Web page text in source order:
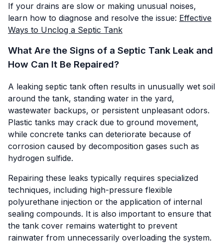
If your drains are slow or making unusual noises,
learn how to diagnose and resolve the issue: Effective
Ways to Unclog a Septic Tank
What Are the Signs of a Septic Tank Leak and
How Can It Be Repaired?
A leaking septic tank often results in unusually wet soil
around the tank, standing water in the yard,
wastewater backups, or persistent unpleasant odors.
Plastic tanks may crack due to ground movement,
while concrete tanks can deteriorate because of
corrosion caused by decomposition gases such as
hydrogen sulfide.
Repairing these leaks typically requires specialized
techniques, including high-pressure flexible
polyurethane injection or the application of internal
sealing compounds. It is also important to ensure that
the tank cover remains watertight to prevent
rainwater from unnecessarily overloading the system.